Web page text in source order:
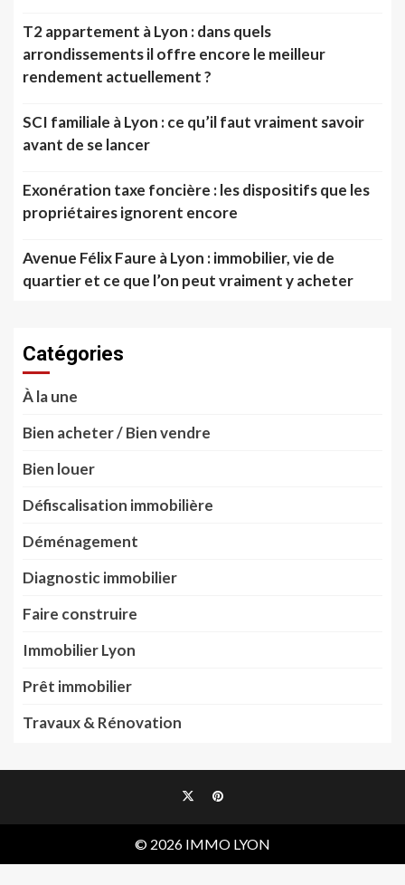
T2 appartement à Lyon : dans quels
arrondissements il offre encore le meilleur
rendement actuellement ?
SCI familiale à Lyon : ce qu’il faut vraiment savoir
avant de se lancer
Exonération taxe foncière : les dispositifs que les
propriétaires ignorent encore
Avenue Félix Faure à Lyon : immobilier, vie de
quartier et ce que l’on peut vraiment y acheter
Catégories
À la une
Bien acheter / Bien vendre
Bien louer
Défiscalisation immobilière
Déménagement
Diagnostic immobilier
Faire construire
Immobilier Lyon
Prêt immobilier
Travaux & Rénovation
TwitterPinterest
© 2026 IMMO LYON